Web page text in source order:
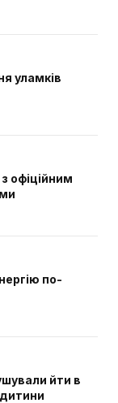
уламків
офіційним
по-
йти в